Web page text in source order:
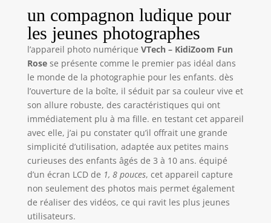
animés / Détection
de visage /
Transformation de
la voix / Animation
image par image /
Photos
panoramiques
CARACTÉRISTIQUES
TECHNIQUES :
Grand écran
couleur 1,8 pouces
/ Résolution de 2
MP / Zoom
numérique x4 /
Mémoire interne
de 128Mo
permettant
un compagnon ludique pour
les jeunes photographes
l’appareil photo numérique VTech – KidiZoom Fun
Rosese présente comme le premier pas idéal dans
le monde de la photographie pour les enfants. dès
l’ouverture de la boîte, il séduit par sa couleur vive et
son allure robuste, des caractéristiques qui ont
immédiatement plu à ma fille. en testant cet appareil
avec elle, j’ai pu constater qu’il offrait une grande
simplicité d’utilisation, adaptée aux petites mains
curieuses des enfants âgés de 3 à 10 ans. équipé
d’un écran LCD de 1, 8 pouces, cet appareil capture
non seulement des photos mais permet également
de réaliser des vidéos, ce qui ravit les plus jeunes
utilisateurs.